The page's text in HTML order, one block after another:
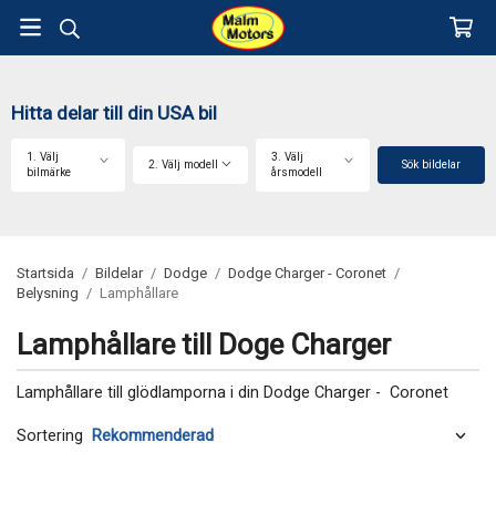
Hitta delar till din USA bil
1. Välj
bilmärke
2. Välj modell
3. Välj
årsmodell
Sök bildelar
Startsida / Bildelar / Dodge / Dodge Charger - Coronet /
Belysning / Lamphållare
Lamphållare till Doge Charger
Lamphållare till glödlamporna i din Dodge Charger - Coronet
Sortering